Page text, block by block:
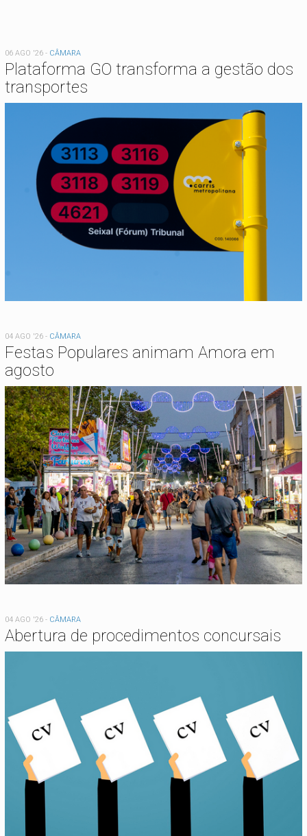
06 AGO '26 - CÂMARA
Plataforma GO transforma a gestão dos
transportes
04 AGO '26 - CÂMARA
Festas Populares animam Amora em
agosto
04 AGO '26 - CÂMARA
Abertura de procedimentos concursais